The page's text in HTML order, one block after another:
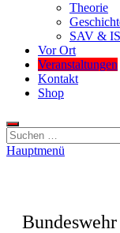
Theorie
SAV &
Vor Ort
Veranstaltungen
Kontakt
Shop
Suchen
nach:
Hauptmenü
Bundeswehr